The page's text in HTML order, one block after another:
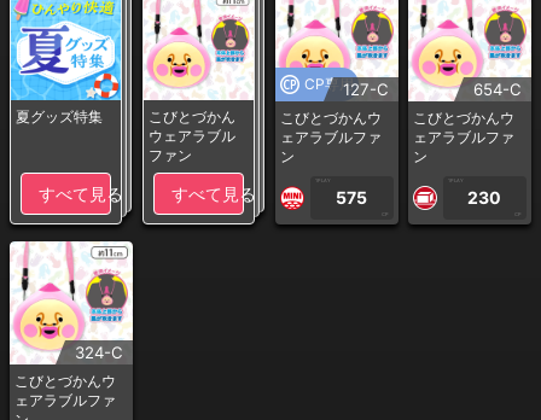
夏グッズ特集
すべて見る
こびとづかん
ウェアラブル
ファン
すべて見る
CP専用127-C
こびとづかんウ
ェアラブルファ
ン
1PLAY
575
CP
654-C
こびとづかんウ
ェアラブルファ
ン
1PLAY
230
CP
324-C
こびとづかんウ
ェアラブルファ